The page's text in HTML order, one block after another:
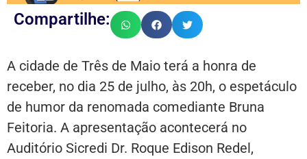
Compartilhe:
A cidade de Três de Maio terá a honra de
receber, no dia 25 de julho, às 20h, o espetáculo
de humor da renomada comediante Bruna
Feitoria. A apresentação acontecerá no
Auditório Sicredi Dr. Roque Edison Redel,